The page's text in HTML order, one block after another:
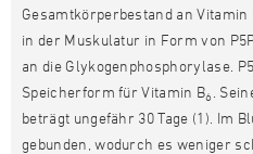
Gesamtkörperbestand an Vitamin
in der Muskulatur in Form von
an die Glykogenphosphorylase.
Speicherform für Vitamin B6
.
beträgt ungefähr 30 Tage (1). Im
gebunden, wodurch es weniger